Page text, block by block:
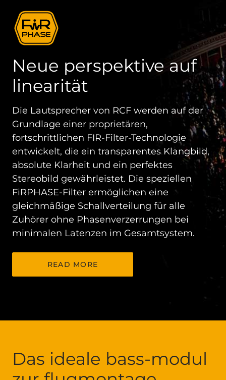
Neue perspektive auf
linearität
Die Lautsprecher von RCF werden auf der
Grundlage einer proprietären,
fortschrittlichen FIR-Filter-Technologie
entwickelt, die ein transparentes Klangbild,
absolute Klarheit und ein perfektes
Stereobild gewährleistet. Die speziellen
FiRPHASE-Filter ermöglichen eine
gleichmäßige Schallverteilung für alle
Zuhörer ohne Phasenverzerrungen bei
minimalen Latenzen im Gesamtsystem.
READ MORE
Das ideale bass-modul